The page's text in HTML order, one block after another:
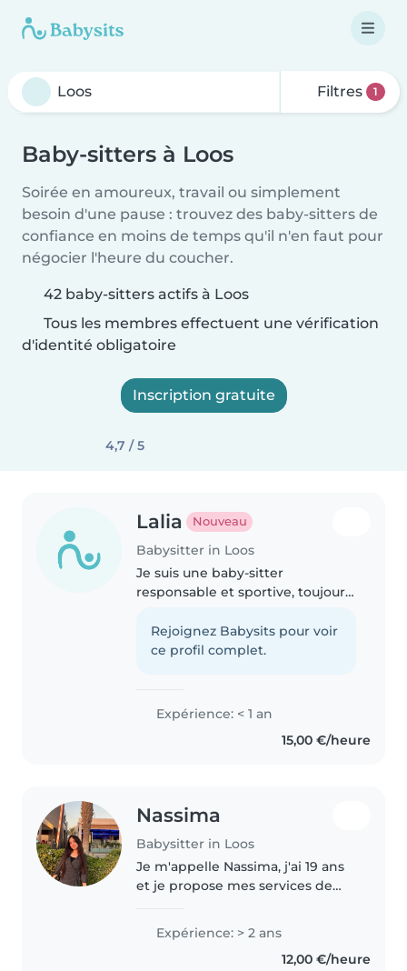
Filtres 1
Baby-sitters à Loos
Soirée en amoureux, travail ou simplement
besoin d'une pause : trouvez des baby-sitters de
confiance en moins de temps qu'il n'en faut pour
négocier l'heure du coucher.
42 baby-sitters actifs à Loos
Tous les membres effectuent une vérification
d'identité obligatoire
Inscription gratuite
4,7 / 5
Lalia Nouveau
Babysitter in Loos
Je suis une baby-sitter
responsable et sportive, toujours
15 ans. Avec mon premier
secours certifié, je propose des
Rejoignez Babysits pour voir
ce profil complet.
Expérience: < 1 an
15,00 €/heure
Nassima
Babysitter in Loos
Je m'appelle Nassima, j'ai 19 ans
et je propose mes services de
m'occuper des enfants. J'ai déjà
gardé des enfants de..
Expérience: > 2 ans
12,00 €/heure